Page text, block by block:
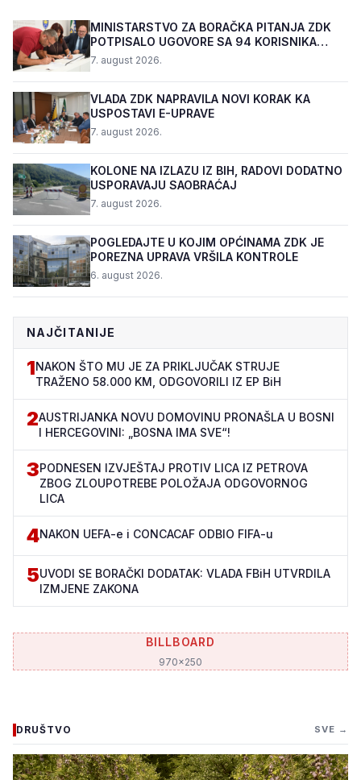
MINISTARSTVO ZA BORAČKA PITANJA ZDK
POTPISALO UGOVORE SA 94 KORISNIKA
PROGRAMA "BIZNIS PL...
7. august 2026.
VLADA ZDK NAPRAVILA NOVI KORAK KA
USPOSTAVI E-UPRAVE
7. august 2026.
KOLONE NA IZLAZU IZ BIH, RADOVI DODATNO
USPORAVAJU SAOBRAĆAJ
7. august 2026.
POGLEDAJTE U KOJIM OPĆINAMA ZDK JE
POREZNA UPRAVA VRŠILA KONTROLE
6. august 2026.
NAJČITANIJE
1NAKON ŠTO MU JE ZA PRIKLJUČAK STRUJE
TRAŽENO 58.000 KM, ODGOVORILI IZ EP BiH
2AUSTRIJANKA NOVU DOMOVINU PRONAŠLA U BOSNI
I HERCEGOVINI: „BOSNA IMA SVE“!
3PODNESEN IZVJEŠTAJ PROTIV LICA IZ PETROVA
ZBOG ZLOUPOTREBE POLOŽAJA ODGOVORNOG
LICA
4NAKON UEFA-e i CONCACAF ODBIO FIFA-u
5UVODI SE BORAČKI DODATAK: VLADA FBiH UTVRDILA
IZMJENE ZAKONA
BILLBOARD
970x250
DRUŠTVO SVE →